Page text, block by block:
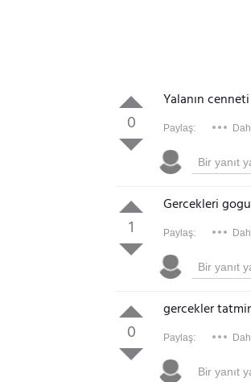
0
Yalanın
Paylaş:
1
Gercekleri
Paylaş:
0
gercekler
Paylaş: